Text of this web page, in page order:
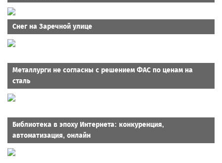
Снег на Заречной улице
Металлурги не согласны с решением ФАС по ценам на
сталь
Библиотека в эпоху Интернета: конкуренция,
автоматизация, онлайн